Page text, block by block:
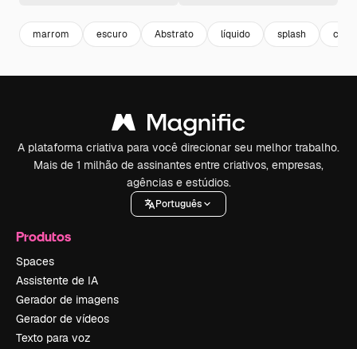
marrom escuro Abstrato líquido splash
A plataforma criativa para você direcionar seu melhor trabalho.
Mais de 1 milhão de assinantes entre criativos, empresas,
agências e estúdios.
Português
Produtos
Spaces
Assistente de IA
Gerador de imagens
Gerador de vídeos
Texto para voz